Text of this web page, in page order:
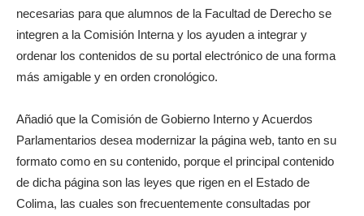
necesarias para que alumnos de la Facultad de Derecho se
integren a la Comisión Interna y los ayuden a integrar y
ordenar los contenidos de su portal electrónico de una forma
más amigable y en orden cronológico.
Añadió que la Comisión de Gobierno Interno y Acuerdos
Parlamentarios desea modernizar la página web, tanto en su
formato como en su contenido, porque el principal contenido
de dicha página son las leyes que rigen en el Estado de
Colima, las cuales son frecuentemente consultadas por